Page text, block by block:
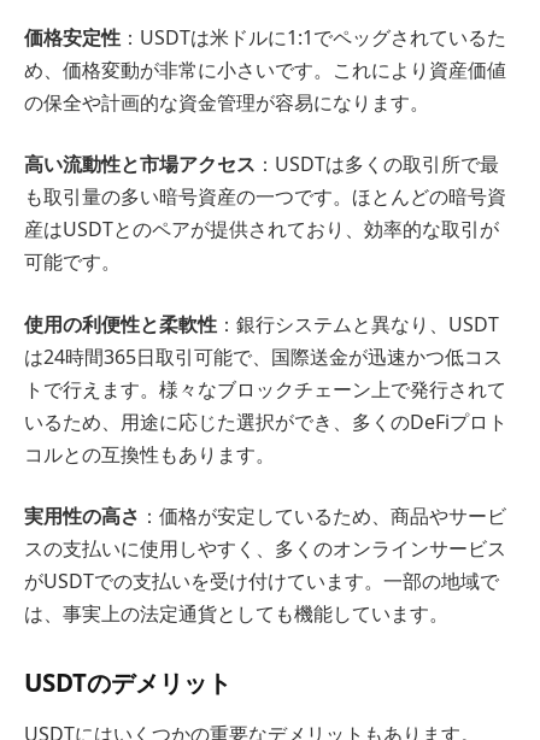
価格安定性 ：USDTは米ドルに1:1でペッグされているた
め、価格変動が非常に小さいです。これにより資産価値
の保全や計画的な資金管理が容易になります。
高い流動性と市場アクセス ：USDTは多くの取引所で最
も取引量の多い暗号資産の一つです。ほとんどの暗号資
産はUSDTとのペアが提供されており、効率的な取引が
可能です。
使用の利便性と柔軟性 ：銀行システムと異なり、USDT
は24時間365日取引可能で、国際送金が迅速かつ低コス
トで行えます。様々なブロックチェーン上で発行されて
いるため、用途に応じた選択ができ、多くのDeFiプロト
コルとの互換性もあります。
実用性の高さ ：価格が安定しているため、商品やサービ
スの支払いに使用しやすく、多くのオンラインサービス
がUSDTでの支払いを受け付けています。一部の地域で
は、事実上の法定通貨としても機能しています。
USDTのデメリット
USDTにはいくつかの重要なデメリットもあります。